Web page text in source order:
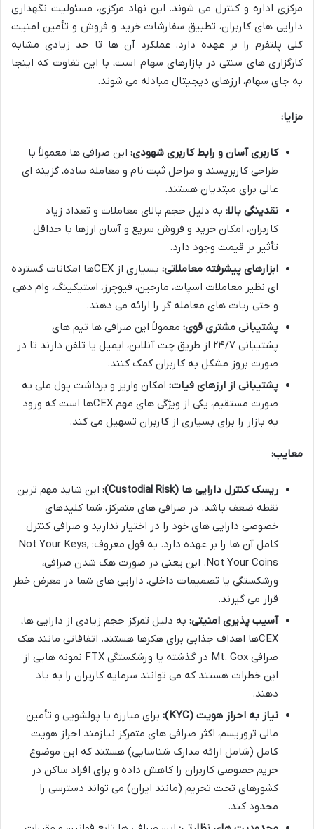
مرکزی اداره و کنترل می شوند. این نهاد مرکزی، مسئولیت نگهداری
دارایی های کاربران، تطبیق سفارشات خرید و فروش و تأمین امنیت
کلی پلتفرم را بر عهده دارد. عملکرد آن ها تا حد زیادی مشابه
کارگزاری های سنتی در بازارهای سهام است، با این تفاوت که اینجا
به جای سهام، ارزهای دیجیتال مبادله می شوند.
مزایا:
کاربری آسان و رابط کاربری شهودی: این صرافی ها معمولاً با
طراحی کاربرپسند و مراحل ثبت نام و معامله ساده، گزینه ای
عالی برای مبتدیان هستند.
نقدینگی بالا: به دلیل حجم بالای معاملات و تعداد زیاد
کاربران، امکان خرید و فروش سریع و آسان ارزها با حداقل
تأثیر بر قیمت وجود دارد.
ابزارهای پیشرفته معاملاتی:
بسیاری از CEXها امکانات گسترده
ای نظیر معاملات اسپات، مارجین، فیوچرز، استیکینگ، وام دهی
و حتی ربات های معامله گر را ارائه می دهند.
پشتیبانی مشتری قوی: معمولاً این صرافی ها تیم های
پشتیبانی ۲۴/۷ از طریق چت آنلاین، ایمیل یا تلفن دارند تا در
صورت بروز مشکل به کاربران کمک کنند.
پشتیبانی از ارزهای فیات: امکان واریز و برداشت پول ملی به
صورت مستقیم، یکی از ویژگی های مهم CEXها است که ورود
به بازار را برای بسیاری از کاربران تسهیل می کند.
معایب:
ریسک کنترل دارایی ها (Custodial Risk):
این شاید مهم ترین
نقطه ضعف باشد. در صرافی های متمرکز، شما کلیدهای
خصوصی دارایی های خود را در اختیار ندارید و صرافی کنترل
کامل آن ها را بر عهده دارد. به قول معروف: Not Your Keys,
Not Your Coins. این یعنی در صورت هک شدن صرافی،
ورشکستگی یا تصمیمات داخلی، دارایی های شما در معرض خطر
قرار می گیرند.
آسیب پذیری امنیتی: به دلیل تمرکز حجم زیادی از دارایی ها،
CEXها اهداف جذابی برای هکرها هستند. اتفاقاتی مانند هک
صرافی Mt. Gox در گذشته یا ورشکستگی FTX نمونه هایی از
این خطرات هستند که می توانند سرمایه کاربران را به باد
دهند.
نیاز به احراز هویت (KYC):
برای مبارزه با پولشویی و تأمین
مالی تروریسم، اکثر صرافی های متمرکز نیازمند احراز هویت
کامل (شامل ارائه مدارک شناسایی) هستند که این موضوع
حریم خصوصی کاربران را کاهش داده و برای افراد ساکن در
کشورهای تحت تحریم (مانند ایران) می تواند دسترسی را
محدود کند.